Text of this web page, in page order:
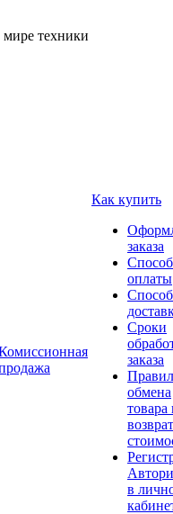
техники
Как купить
заказа
оплаты
Сроки
заказа
обмена
товара
в